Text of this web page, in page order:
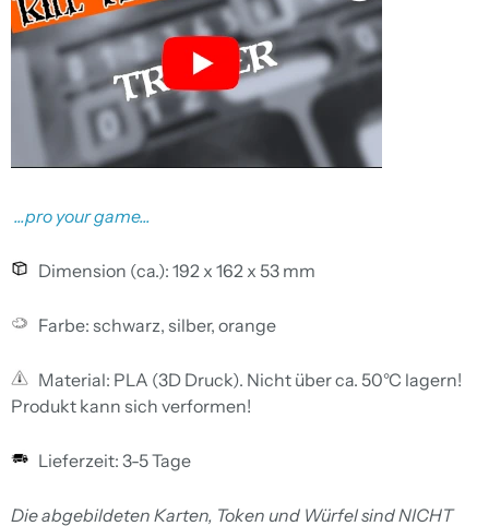
...pro your game...
Dimension (ca.): 192 x 162 x 53 mm
Farbe: schwarz, silber, orange
Material: PLA (3D Druck). Nicht über ca. 50°C lagern!
Produkt kann sich verformen!
Lieferzeit: 3-5 Tage
Die abgebildeten Karten, Token und Würfel sind NICHT